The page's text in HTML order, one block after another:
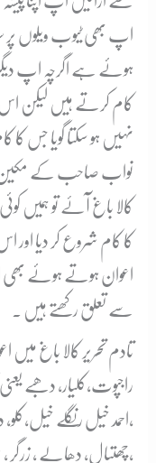
اپ بھی ٹیوب ویلوں پر
ہوئے ہے اگرچہ اپ
کام کرتے ہیں لیکن اس
نہیں ہو سکتا گویا جس کا
نواب صاحب کے مکین
کالا باغ آۓ تو ہمیں
کا کام شروع کر دیا
اعوان ہوتے ہوئے بھی
سے تعلق رکھتے ہیں ۔
تادم تحریر کالا باغ میں
راجپوت،کلیار، دھبے یعنی
،احمد خیل رنگلے
،چھتیال، دھالے ، زرگر ،